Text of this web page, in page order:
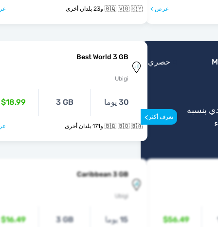
عرض > 🇧🇶 🇻🇬 🇰🇾 و23 بلدان أخرى
حصري
بنسبه
تعرف أكثر >
Best World 3 GB
Ubigi
30 يوما 3 GB
$18.99
🇧🇶 🇧🇴 🇧🇦 و171 بلدان أخرى
$56.49
Caribbean 3 GB
Ubigi
15 يوما 3 GB
$16.49